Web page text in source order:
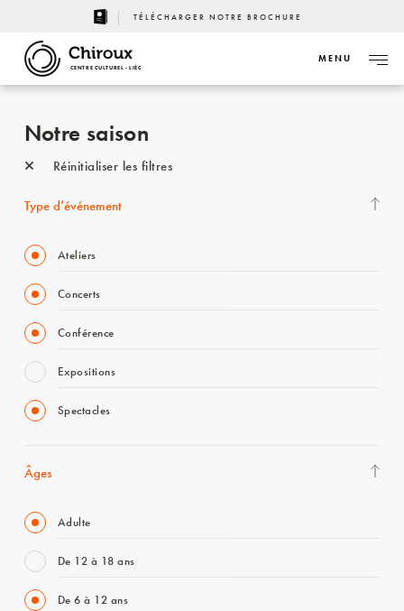
TÉLÉCHARGER NOTRE BROCHURE
CENTRE CULTUREL - LIÈGE
MENU
Notre saison
Réinitialiser les filtres
Type d’événement
Ateliers
Concerts
Conférence
Expositions
Spectacles
Âges
Adulte
De 12 à 18 ans
De 6 à 12 ans